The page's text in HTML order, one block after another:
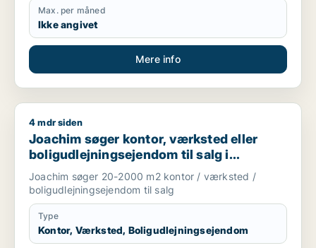
Max. per måned
Ikke angivet
Mere info
Joachim søger kontor, værksted eller
4 mdr siden
Joachim søger kontor, værksted eller
boligudlejningsejendom til salg i
Storkøbenhavn
Joachim søger 20-2000 m2 kontor / værksted /
boligudlejningsejendom til salg
Type
Kontor, Værksted, Boligudlejningsejendom